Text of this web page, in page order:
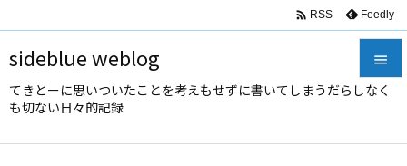
sideblue weblog
てきとーに思いついたことを考えもせずに書いてしまうだらしなく
も切ない日々的記録



 RSS Feedly